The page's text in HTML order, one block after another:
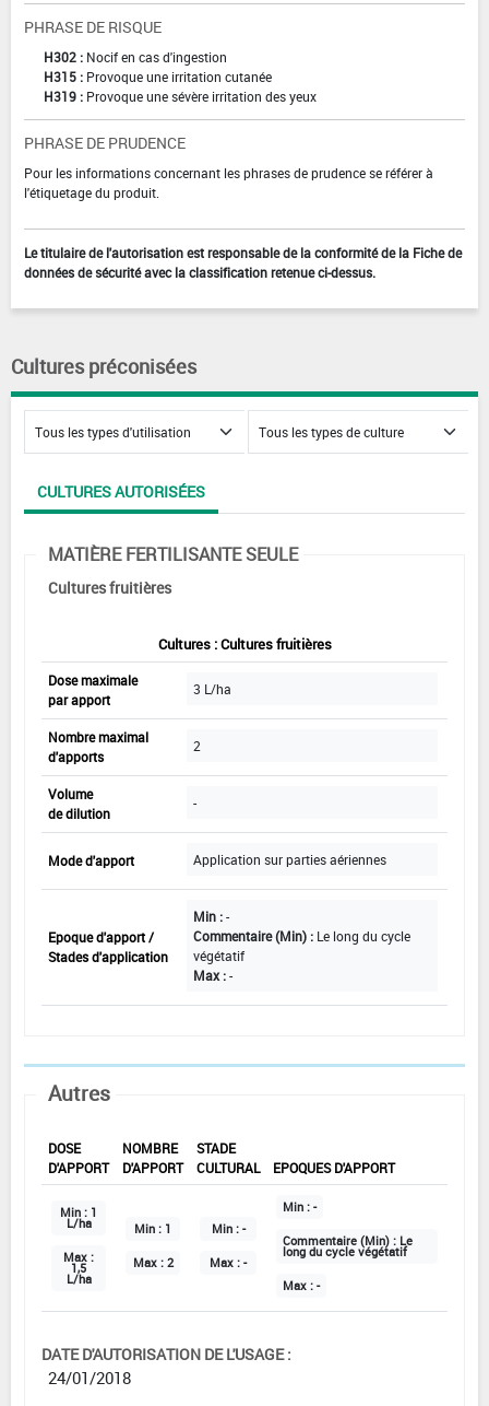
PHRASE DE RISQUE
H302 : Nocif en cas d'ingestion
H315 : Provoque une irritation cutanée
H319 : Provoque une sévère irritation des yeux
PHRASE DE PRUDENCE
Pour les informations concernant les phrases de prudence se référer à
l'étiquetage du produit.
Le titulaire de l'autorisation est responsable de la conformité de la Fiche de
données de sécurité avec la classification retenue ci-dessus.
Cultures préconisées
CULTURES AUTORISÉES
MATIÈRE FERTILISANTE SEULE
Cultures fruitières
Cultures : Cultures fruitières
Dose maximale
par apport
3 L/ha
Nombre maximal
d'apports
2
Volume
de dilution
-
Mode d'apport Application sur parties aériennes
Epoque d'apport /
Stades d'application
Min :-
Commentaire (Min) : Le long du cycle
végétatif
Max :-
Autres
DOSE
D'APPORT
NOMBRE
D'APPORT
STADE
CULTURAL
EPOQUES D'APPORT
Min : 1
L/ha
Max :
1,5
L/ha
Min : 1
Max : 2
Min : -
Max : -
Min : -
Commentaire (Min) : Le
long du cycle végétatif
Max : -
DATE D'AUTORISATION DE L'USAGE :
24/01/2018